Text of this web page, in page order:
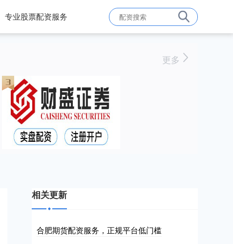
专业股票配资服务
更多
相关更新
合肥期货配资服务，正规平台低门槛